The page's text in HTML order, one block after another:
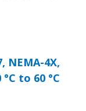
NEMA-4X,
°C to 60 °C